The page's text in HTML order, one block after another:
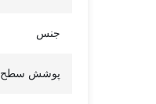
جنس
پوشش سطح